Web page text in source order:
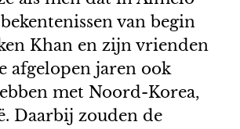
van begin
Khan en zijn vrienden
afgelopen jaren ook
met Noord-Korea,
Daarbij zouden de